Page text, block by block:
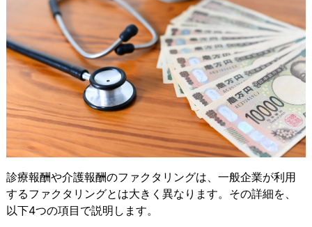
診療報酬や介護報酬のファクタリングは、一般企業が利用
するファクタリングとは大きく異なります。その詳細を、
以下4つの項目で説明します。